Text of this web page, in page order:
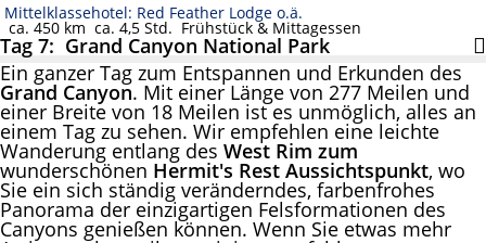
Mittelklassehotel: Red Feather Lodge o.ä.
ca. 450 km ca. 4,5 Std. Frühstück & Mittagessen
Tag 7: Grand Canyon National Park
Ein ganzer Tag zum Entspannen und Erkunden des
Grand Canyon. Mit einer Länge von 277 Meilen und
einer Breite von 18 Meilen ist es unmöglich, alles an
einem Tag zu sehen. Wir empfehlen eine leichte
Wanderung entlang des West Rim zum
wunderschönen Hermit's Rest Aussichtspunkt, wo
Sie ein sich ständig veränderndes, farbenfrohes
Panorama der einzigartigen Felsformationen des
Canyons genießen können. Wenn Sie etwas mehr